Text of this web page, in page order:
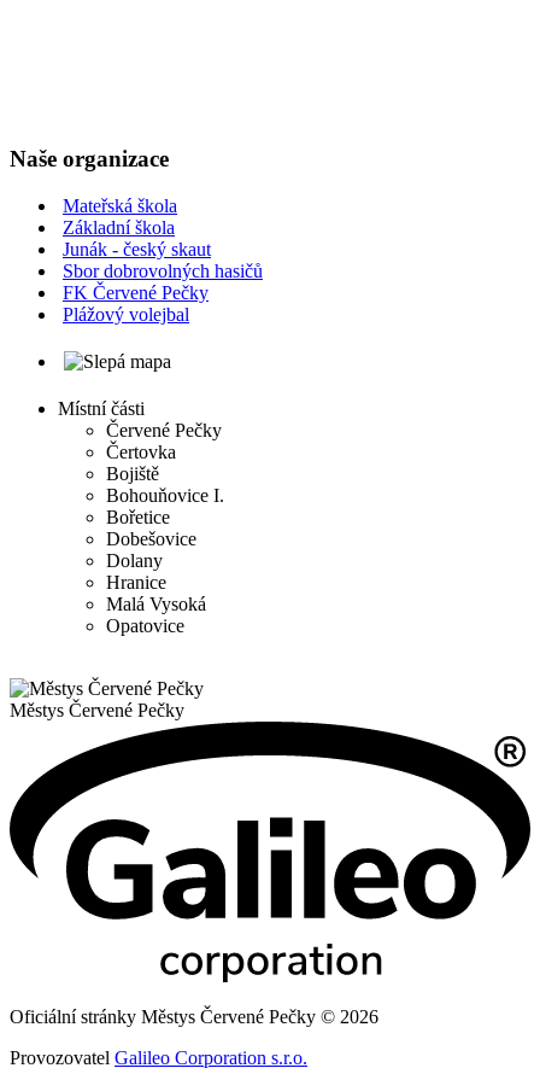
Naše organizace
Mateřská škola
Základní škola
Junák - český skaut
Sbor dobrovolných hasičů
FK Červené Pečky
Plážový volejbal
Místní části
Červené Pečky
Čertovka
Bojiště
Bohouňovice I.
Bořetice
Dobešovice
Dolany
Hranice
Malá Vysoká
Opatovice
Městys Červené Pečky
Oficiální stránky Městys Červené Pečky © 2026
Provozovatel Galileo Corporation s.r.o.